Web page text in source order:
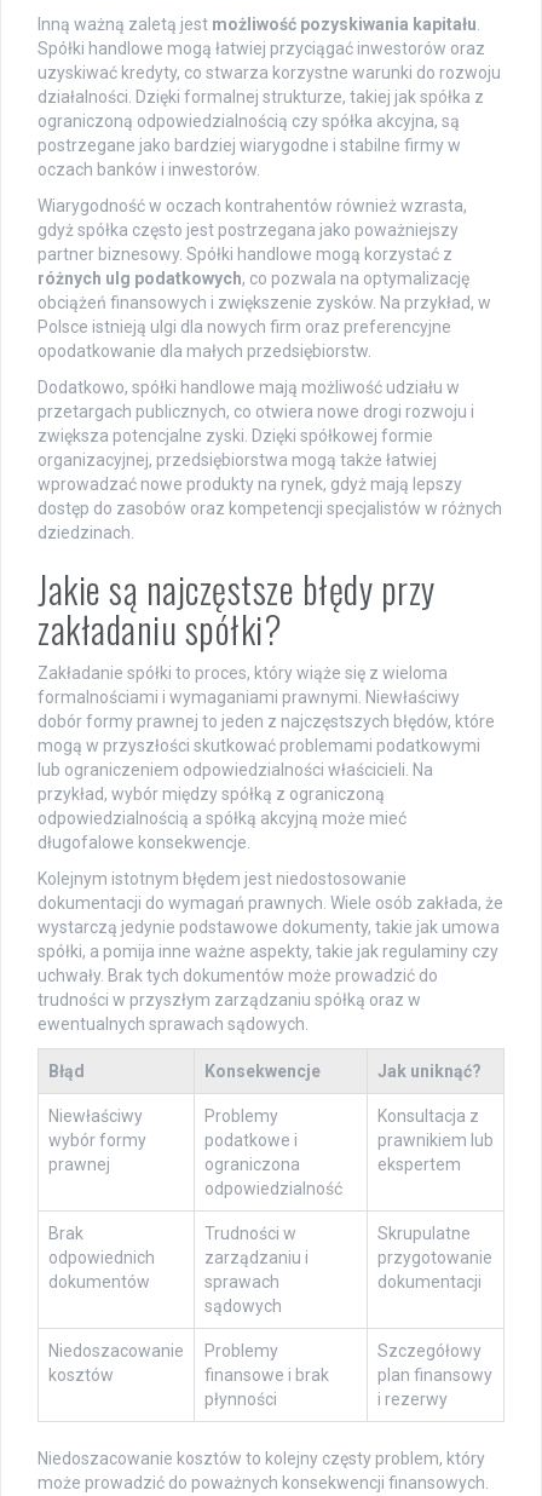
Inną ważną zaletą jest możliwość pozyskiwania kapitału.
Spółki handlowe mogą łatwiej przyciągać inwestorów oraz
uzyskiwać kredyty, co stwarza korzystne warunki do rozwoju
działalności. Dzięki formalnej strukturze, takiej jak spółka z
ograniczoną odpowiedzialnością czy spółka akcyjna, są
postrzegane jako bardziej wiarygodne i stabilne firmy w
oczach banków i inwestorów.
Wiarygodność w oczach kontrahentów również wzrasta,
gdyż spółka często jest postrzegana jako poważniejszy
partner biznesowy. Spółki handlowe mogą korzystać z
różnych ulg podatkowych, co pozwala na optymalizację
obciążeń finansowych i zwiększenie zysków. Na przykład, w
Polsce istnieją ulgi dla nowych firm oraz preferencyjne
opodatkowanie dla małych przedsiębiorstw.
Dodatkowo, spółki handlowe mają możliwość udziału w
przetargach publicznych, co otwiera nowe drogi rozwoju i
zwiększa potencjalne zyski. Dzięki spółkowej formie
organizacyjnej, przedsiębiorstwa mogą także łatwiej
wprowadzać nowe produkty na rynek, gdyż mają lepszy
dostęp do zasobów oraz kompetencji specjalistów w różnych
dziedzinach.
Jakie są najczęstsze błędy przy
zakładaniu spółki?
Zakładanie spółki to proces, który wiąże się z wieloma
formalnościami i wymaganiami prawnymi. Niewłaściwy
dobór formy prawnej to jeden z najczęstszych błędów, które
mogą w przyszłości skutkować problemami podatkowymi
lub ograniczeniem odpowiedzialności właścicieli. Na
przykład, wybór między spółką z ograniczoną
odpowiedzialnością a spółką akcyjną może mieć
długofalowe konsekwencje.
Kolejnym istotnym błędem jest niedostosowanie
dokumentacji do wymagań prawnych. Wiele osób zakłada, że
wystarczą jedynie podstawowe dokumenty, takie jak umowa
spółki, a pomija inne ważne aspekty, takie jak regulaminy czy
uchwały. Brak tych dokumentów może prowadzić do
trudności w przyszłym zarządzaniu spółką oraz w
ewentualnych sprawach sądowych.
Błąd Konsekwencje Jak uniknąć?
Niewłaściwy
wybór formy
prawnej
Problemy
podatkowe i
ograniczona
odpowiedzialność
Konsultacja z
prawnikiem lub
ekspertem
Brak
odpowiednich
dokumentów
Trudności w
zarządzaniu i
sprawach
sądowych
Skrupulatne
przygotowanie
dokumentacji
Niedoszacowanie
kosztów
Problemy
finansowe i brak
płynności
Szczegółowy
plan finansowy
i rezerwy
Niedoszacowanie kosztów to kolejny częsty problem, który
może prowadzić do poważnych konsekwencji finansowych.